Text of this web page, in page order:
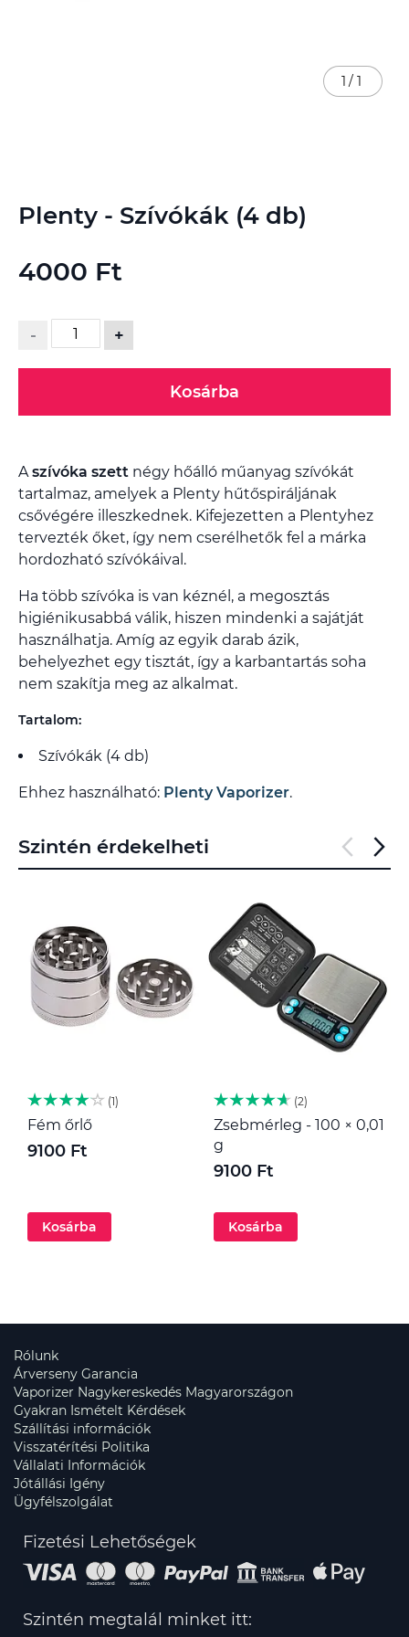
Plenty - Szívókák (4 db)
4000 Ft
- +
Kosárba
Aszívóka szett négy hőálló műanyag szívókát
tartalmaz, amelyek a Plenty hűtőspiráljának
csővégére illeszkednek. Kifejezetten a Plentyhez
tervezték őket, így nem cserélhetők fel a márka
hordozható szívókáival.
Ha több szívóka is van kéznél, a megosztás
higiénikusabbá válik, hiszen mindenki a sajátját
használhatja. Amíg az egyik darab ázik,
behelyezhet egy tisztát, így a karbantartás soha
nem szakítja meg az alkalmat.
Tartalom:
Szívókák (4 db)
Ehhez használható: Plenty Vaporizer.
1 / 1
a
Szintén érdekelheti
1
Fém őrlő
9100 Ft
Kosárba
2
Zsebmérleg - 100 × 0,01
g
9100 Ft
Kosárba
Rólunk
Árverseny Garancia
Vaporizer Nagykereskedés Magyarországon
Gyakran Ismételt Kérdések
Szállítási információk
Visszatérítési Politika
Vállalati Információk
Jótállási Igény
Ügyfélszolgálat
Fizetési Lehetőségek
Szintén megtalál minket itt: